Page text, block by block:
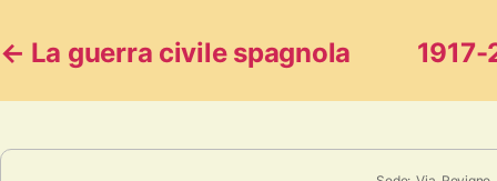
← La guerra civile spagnola 1917-